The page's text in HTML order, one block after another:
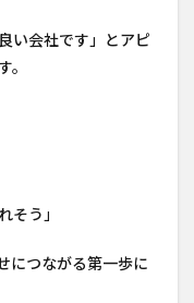
い会社です」とアピ
そう」
につながる第一歩に